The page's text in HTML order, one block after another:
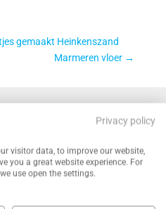
gemaakt Heinkenszand
Marmeren vloer →
ONS OP VOOR EEN
Privacy policy
visitor data, to improve our website,
you a great website experience. For
use open the settings.